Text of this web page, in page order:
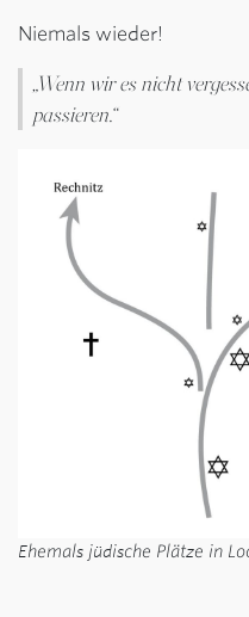
Niemals wieder!
„Wenn wir es nicht
passieren.“
Ehemals jüdische Plätze in